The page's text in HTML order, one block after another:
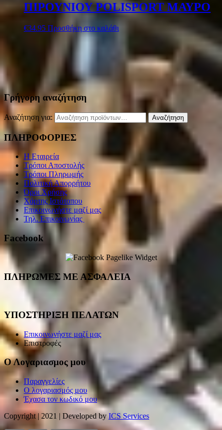
ΠΙΡΟΥΝΙΟΥ POLISPORT ΜΑΥΡΟ
€34.95 Προσθήκη στο καλάθι
Γρήγορη αναζήτηση
Αναζήτηση για: Αναζήτηση
ΠΛΗΡΟΦΟΡΙΕΣ
Η Εταιρεία
Τρόποι Αποστολής
Τρόποι Πληρωμής
Πολιτική Απορρήτου
Όροι Χρήσης
Χάρτης Ιστότοπου
Επικοινωνήστε μαζί μας
Τηλ. Επικοινωνίας
Facebook
ΠΛΗΡΩΜΕΣ ΜΕ ΑΣΦΑΛΕΙΑ
ΥΠΟΣΤΗΡΙΞΗ ΠΕΛΑΤΩΝ
Επικοινωνήστε μαζί μας
Επιστροφές
Ο Λογαριασμος μου
Παραγγελίες
Ο λογαριασμός μου
Έχασα τον κωδικό μου
Copyright | 2021 | Developed by ICS Services